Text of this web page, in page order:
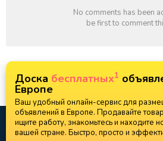
No comments has been
be first to comment
Доска бесплатных1
Европе
Ваш удобный онлайн-сервис для
объявлений в Европе. Продавайте
ищите работу, знакомьтесь и находите
вашей стране. Быстро, просто и